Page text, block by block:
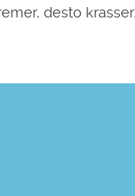
desto krasser…